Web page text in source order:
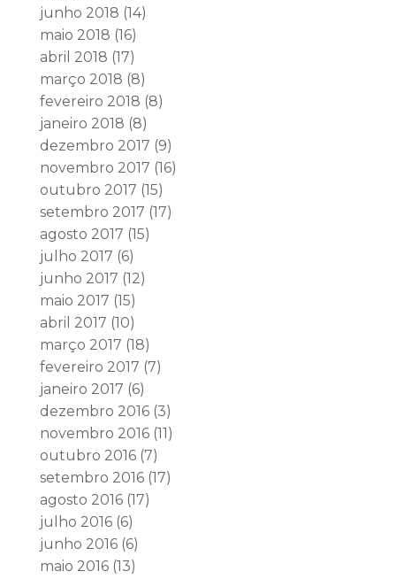
junho 2018 (14)
maio 2018 (16)
abril 2018 (17)
março 2018 (8)
fevereiro 2018 (8)
janeiro 2018 (8)
dezembro 2017 (9)
novembro 2017 (16)
outubro 2017 (15)
setembro 2017 (17)
agosto 2017 (15)
julho 2017 (6)
junho 2017 (12)
maio 2017 (15)
abril 2017 (10)
março 2017 (18)
fevereiro 2017 (7)
janeiro 2017 (6)
dezembro 2016(3)
novembro 2016(11)
outubro 2016(7)
setembro 2016(17)
agosto 2016(17)
julho 2016(6)
junho 2016(6)
maio 2016(13)